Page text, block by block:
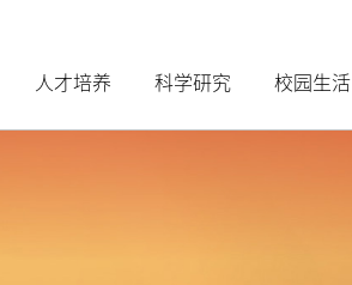
人才培养 科学研究 校园生活